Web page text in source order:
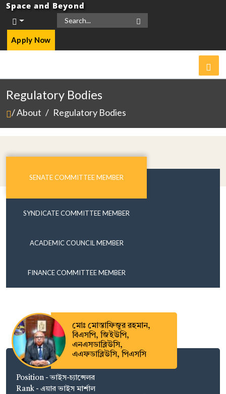
Space and Beyond
Apply Now
Regulatory Bodies
/ About / Regulatory Bodies
SENATE COMMITTEE MEMBER
SYNDICATE COMMITTEE MEMBER
ACADEMIC COUNCIL MEMBER
FINANCE COMMITTEE MEMBER
মোঃ মোস্তাফিজুর রহমান,
বিএসপি, জিইউপি,
এনএসডাব্লিউসি,
এএফডাব্লিউসি, পিএসসি
Position - ভাইস-চ্যান্সেলর
Rank - এয়ার ভাইস মার্শাল